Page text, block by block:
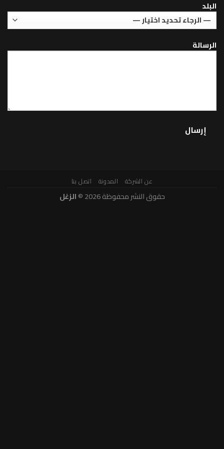
المدونة اتصل بنا
حقوق النشر محفوظة 2026 © الزغل